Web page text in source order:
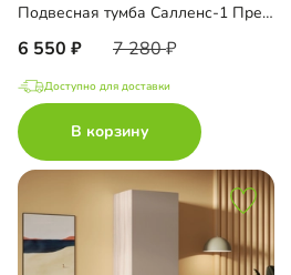
Подвесная тумба Салленс-1 Премиум
6 550 7 280
Доступно для доставки
В корзину